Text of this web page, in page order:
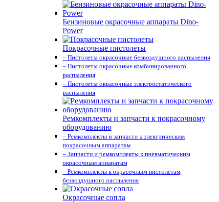
Бензиновые окрасочные аппараты Dino-
Power
Покрасочные пистолеты
– Пистолеты окрасочные безвоздушного распыления
– Пистолеты окрасочные комбинированного
распыления
– Пистолеты окрасочные электростатического
распыления
Ремкомплекты и запчасти к покрасочному
оборудованию
– Ремкомплекты и запчасти к электрическим
покрасочным аппаратам
– Запчасти и ремкомплекты к пневматическим
окрасочным аппаратам
– Ремкомплекты к окрасочным пистолетам
безвоздушного распыления
Окрасочные сопла